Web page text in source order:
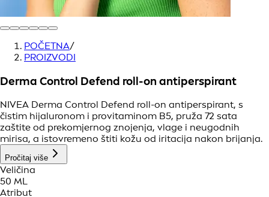
POČETNA/
PROIZVODI
Derma Control Defend roll-on antiperspirant
NIVEA Derma Control Defend roll-on antiperspirant, s
čistim hijaluronom i provitaminom B5, pruža 72 sata
zaštite od prekomjernog znojenja, vlage i neugodnih
mirisa, a istovremeno štiti kožu od iritacija nakon brijanja.
Pročitaj više
Veličina
50 ML
Atribut